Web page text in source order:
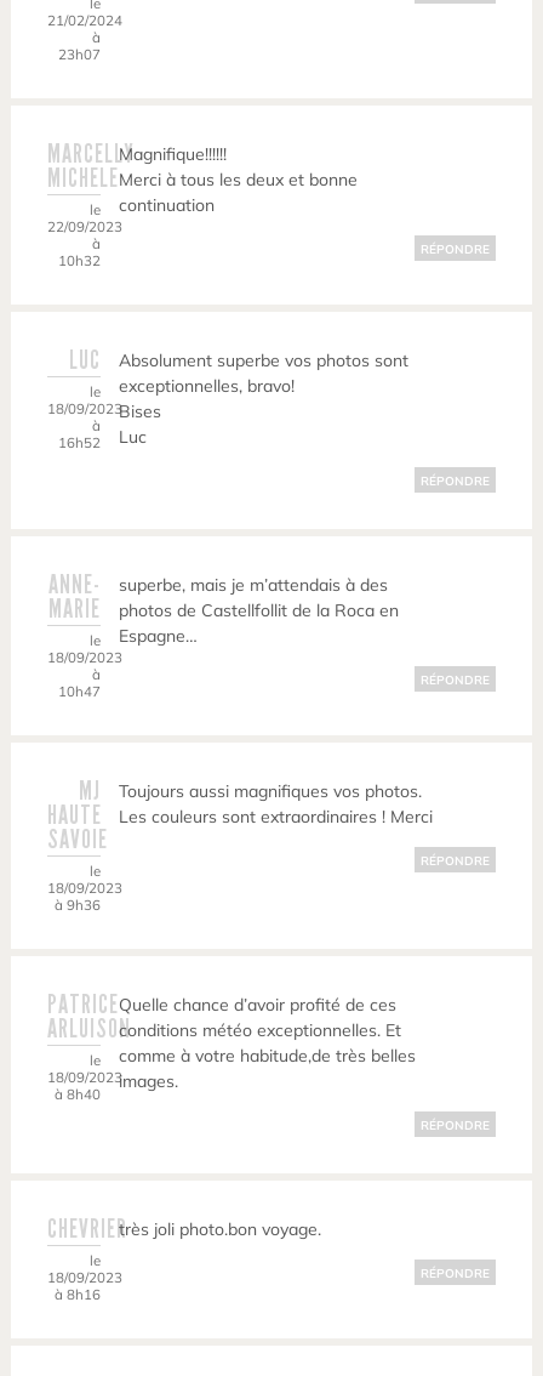
21/02/2024
à
23h07
MARCELLY
MICHELE
le
22/09/2023
à
10h32
Magnifique!!!!!!
Merci à tous les deux et bonne
continuation
RÉPONDRE
LUC
le
18/09/2023
à
16h52
Absolument superbe vos photos sont
exceptionnelles, bravo!
Bises
Luc
RÉPONDRE
ANNE-
MARIE
le
18/09/2023
à
10h47
superbe, mais je m’attendais à des
photos de Castellfollit de la Roca en
Espagne…
RÉPONDRE
MJ
HAUTE
SAVOIE
le
18/09/2023
à 9h36
Toujours aussi magnifiques vos photos.
Les couleurs sont extraordinaires ! Merci
RÉPONDRE
PATRICE
ARLUISON
le
18/09/2023
à 8h40
Quelle chance d’avoir profité de ces
conditions météo exceptionnelles. Et
comme à votre habitude,de très belles
images.
RÉPONDRE
CHEVRIER
le
18/09/2023
à 8h16
très joli photo.bon voyage.
RÉPONDRE